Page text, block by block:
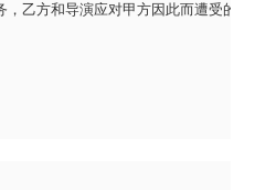
，乙方和导演应对甲方因此而遭受的